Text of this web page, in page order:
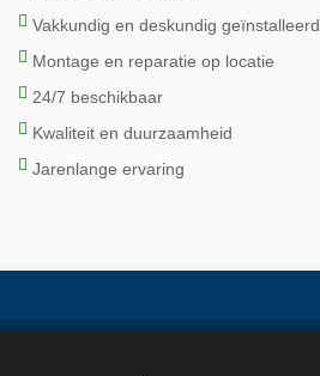
Vakkundig en deskundig geïnstalleerd
Montage en reparatie op locatie
24/7 beschikbaar
Kwaliteit en duurzaamheid
Jarenlange ervaring